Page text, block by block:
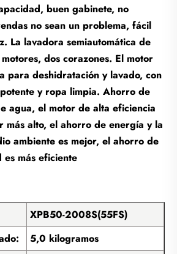
buen gabinete, no
no sean un problema, fácil
La lavadora semiautomática de
dos corazones. El motor
para deshidratación y lavado, con
y ropa limpia. Ahorro de
agua, el motor de alta eficiencia
más alto, el ahorro de energía y la
ambiente es mejor, el ahorro de
más eficiente
XPB50-2008S(55FS)
5,0 kilogramos